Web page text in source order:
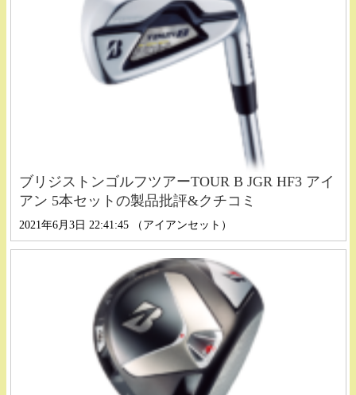
ブリジストンゴルフツアーTOUR B JGR HF3 アイ
アン 5本セットの製品批評&クチコミ
2021年6月3日 22:41:45 （アイアンセット）